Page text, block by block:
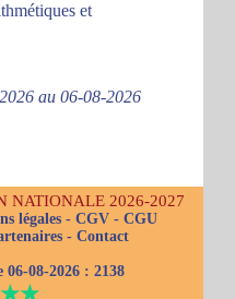
et
au 06-08-2026
NATIONALE 2026-2027
légales - CGV - CGU
- Contact
06-08-2026 : 2138